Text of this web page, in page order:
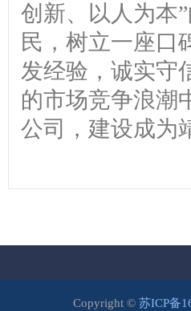
创新、以人为本
民，树立一座口
发经验，诚实守
的市场竞争浪潮
公司，建设成为
Copyright © 苏ICP备